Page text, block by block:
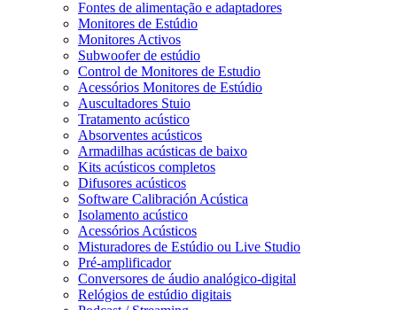
Fontes de alimentação e adaptadores
Monitores de Estúdio
Monitores Activos
Subwoofer de estúdio
Control de Monitores de Estudio
Acessórios Monitores de Estúdio
Auscultadores Stuio
Tratamento acústico
Absorventes acústicos
Armadilhas acústicas de baixo
Kits acústicos completos
Difusores acústicos
Software Calibración Acústica
Isolamento acústico
Acessórios Acústicos
Misturadores de Estúdio ou Live Studio
Pré-amplificador
Conversores de áudio analógico-digital
Relógios de estúdio digitais